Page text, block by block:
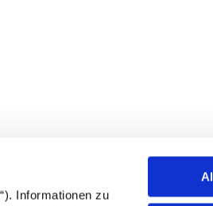
Informationen zu